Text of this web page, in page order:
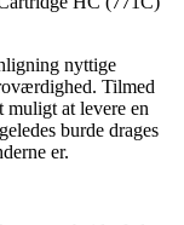
nyttige
Tilmed
muligt at levere en
burde drages
er.